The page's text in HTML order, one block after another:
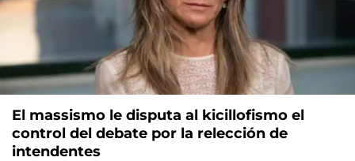
El massismo le disputa al kicillofismo el
control del debate por la relección de
intendentes